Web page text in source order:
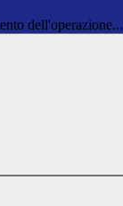
dell'operazione...